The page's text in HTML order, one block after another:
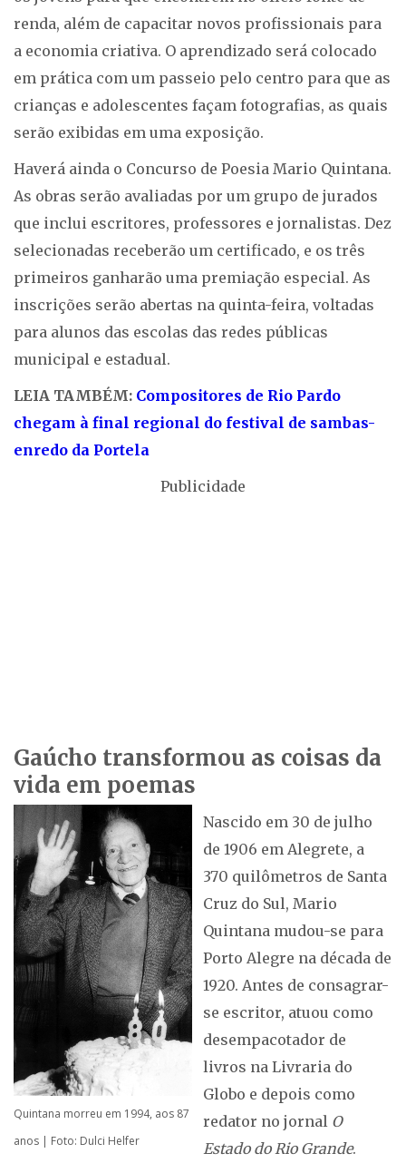
renda, além de capacitar novos profissionais para
a economia criativa. O aprendizado será colocado
em prática com um passeio pelo centro para que as
crianças e adolescentes façam fotografias, as quais
serão exibidas em uma exposição.
Haverá ainda o Concurso de Poesia Mario Quintana.
As obras serão avaliadas por um grupo de jurados
que inclui escritores, professores e jornalistas. Dez
selecionadas receberão um certificado, e os três
primeiros ganharão uma premiação especial. As
inscrições serão abertas na quinta-feira, voltadas
para alunos das escolas das redes públicas
municipal e estadual.
LEIA TAMBÉM: Compositores de Rio Pardo
chegam à final regional do festival de sambas-
enredo da Portela
Publicidade
Gaúcho transformou as coisas da
vida em poemas
Quintana morreu em 1994, aos 87
anos | Foto: Dulci Helfer
Nascido em 30 de julho
de 1906 em Alegrete, a
370 quilômetros de Santa
Cruz do Sul, Mario
Quintana mudou-se para
Porto Alegre na década de
1920. Antes de consagrar-
se escritor, atuou como
desempacotador de
livros na Livraria do
Globo e depois como
redator no jornal O
Estado do Rio Grande.